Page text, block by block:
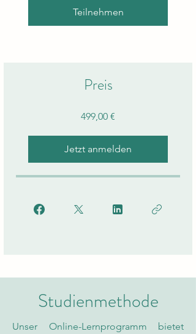
Teilnehmen
Preis
499,00 €
Jetzt anmelden
Studienmethode
Unser Online-Lernprogramm bietet